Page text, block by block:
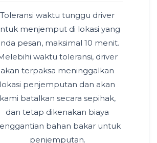
Toleransi waktu tunggu driver
menjemput di lokasi yang
pesan, maksimal 10 menit.
waktu toleransi, driver
akan terpaksa meninggalkan
lokasi penjemputan dan akan
kami batalkan secara sepihak,
dan tetap dikenakan biaya
bahan bakar untuk
penjemputan.